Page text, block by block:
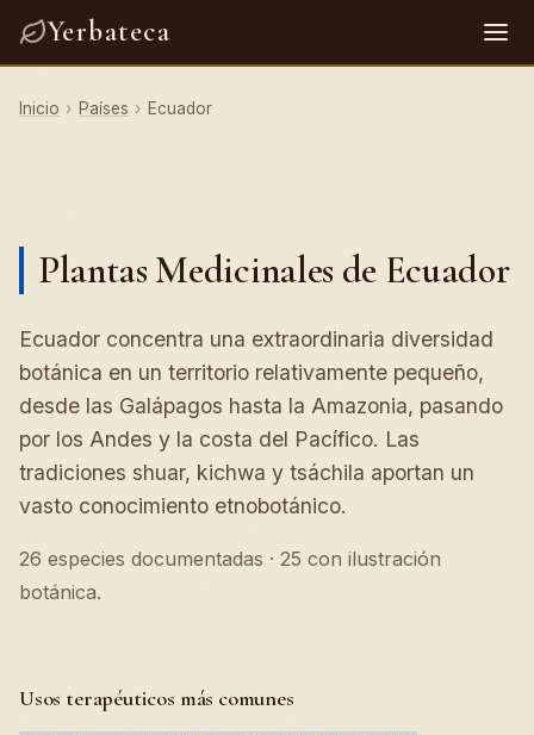
Yerbateca
Inicio › Países › Ecuador
Plantas Medicinales de Ecuador
Ecuador concentra una extraordinaria diversidad
botánica en un territorio relativamente pequeño,
desde las Galápagos hasta la Amazonia, pasando
por los Andes y la costa del Pacífico. Las
tradiciones shuar, kichwa y tsáchila aportan un
vasto conocimiento etnobotánico.
26 especies documentadas · 25 con ilustración
botánica.
Usos terapéuticos más comunes